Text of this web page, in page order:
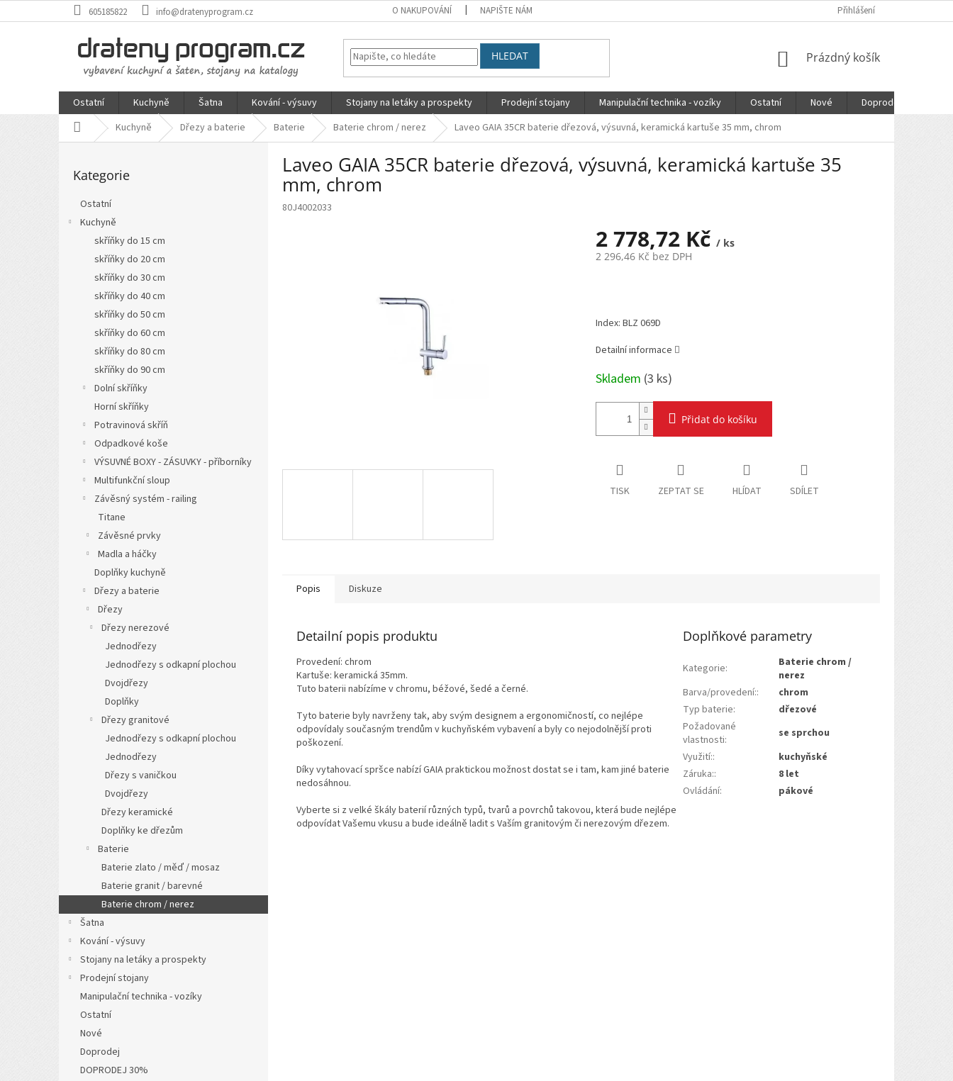
na
605185822 info@dratenyprogram.cz O NAKUPOVÁNÍ NAPIŠTE NÁM Přihlášení
HLEDAT
NÁKUPNÍ
Prázdný košík
Ostatní Kuchyně Šatna Kování - výsuvy Stojany na letáky a prospekty Prodejní stojany Manipulační technika - vozíky Ostatní Nové Doprodej
Domů Kuchyně Dřezy a baterie Baterie Baterie chrom / nerez Laveo GAIA 35CR baterie dřezová, výsuvná, keramická kartuše 35 mm, chrom
kategorie
Kategorie
Ostatní
Kuchyně
skříňky do 15 cm
skříňky do 20 cm
skříňky do 30 cm
skříňky do 40 cm
skříňky do 50 cm
skříňky do 60 cm
skříňky do 80 cm
skříňky do 90 cm
Dolní skříňky
Horní skříňky
Potravinová skříň
Odpadkové koše
VÝSUVNÉ BOXY - ZÁSUVKY - příborníky
Multifunkční sloup
Závěsný systém - railing
Titane
Závěsné prvky
Madla a háčky
Doplňky kuchyně
Dřezy a baterie
Dřezy
Dřezy nerezové
Jednodřezy
Jednodřezy s odkapní plochou
Dvojdřezy
Doplňky
Dřezy granitové
Jednodřezy s odkapní plochou
Jednodřezy
Dřezy s vaničkou
Dvojdřezy
Dřezy keramické
Doplňky ke dřezům
Baterie
Baterie zlato / měď / mosaz
Baterie granit / barevné
Baterie chrom / nerez
Šatna
Kování - výsuvy
Stojany na letáky a prospekty
Prodejní stojany
Manipulační technika - vozíky
Ostatní
Nové
Doprodej
DOPRODEJ 30%
Laveo GAIA 35CR baterie dřezová, výsuvná, keramická kartuše 35
mm, chrom
80J4002033
2 778,72 Kč / ks
2 296,46 Kč bez DPH
Index: BLZ 069D
Detailní informace
Skladem (3 ks)
Přidat do košíku
TISK ZEPTAT SE HLÍDAT SDÍLET
Popis Diskuze
Detailní popis produktu
Provedení: chrom
Kartuše: keramická 35mm.
Tuto baterii nabízíme v chromu, béžové, šedé a černé.
Tyto baterie byly navrženy tak, aby svým designem a ergonomičností, co nejlépe
odpovídaly současným trendům v kuchyňském vybavení a byly co nejodolnější proti
poškození.
Díky vytahovací spršce nabízí GAIA praktickou možnost dostat se i tam, kam jiné baterie
nedosáhnou.
Vyberte si z velké škály baterií různých typů, tvarů a povrchů takovou, která bude nejlépe
odpovídat Vašemu vkusu a bude ideálně ladit s Vaším granitovým či nerezovým dřezem.
Doplňkové parametry
Kategorie:
Baterie chrom /
nerez
Barva/provedení::
chrom
Typ baterie:
dřezové
Požadované
vlastnosti:
se sprchou
Využití::
kuchyňské
Záruka::
8 let
Ovládání: pákové